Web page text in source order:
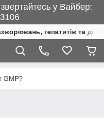
у Вайбер:
гепатитів та
GMP?